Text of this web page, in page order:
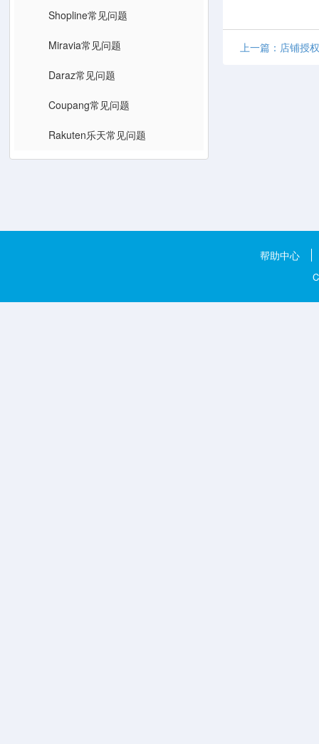
Shopline常见问题
Miravia常见问题
Daraz常见问题
Coupang常见问题
Rakuten乐天常见问题
上一篇：店铺授
帮助中心